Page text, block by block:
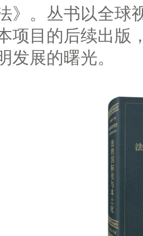
》。丛书以全
项目的后续出版
发展的曙光。